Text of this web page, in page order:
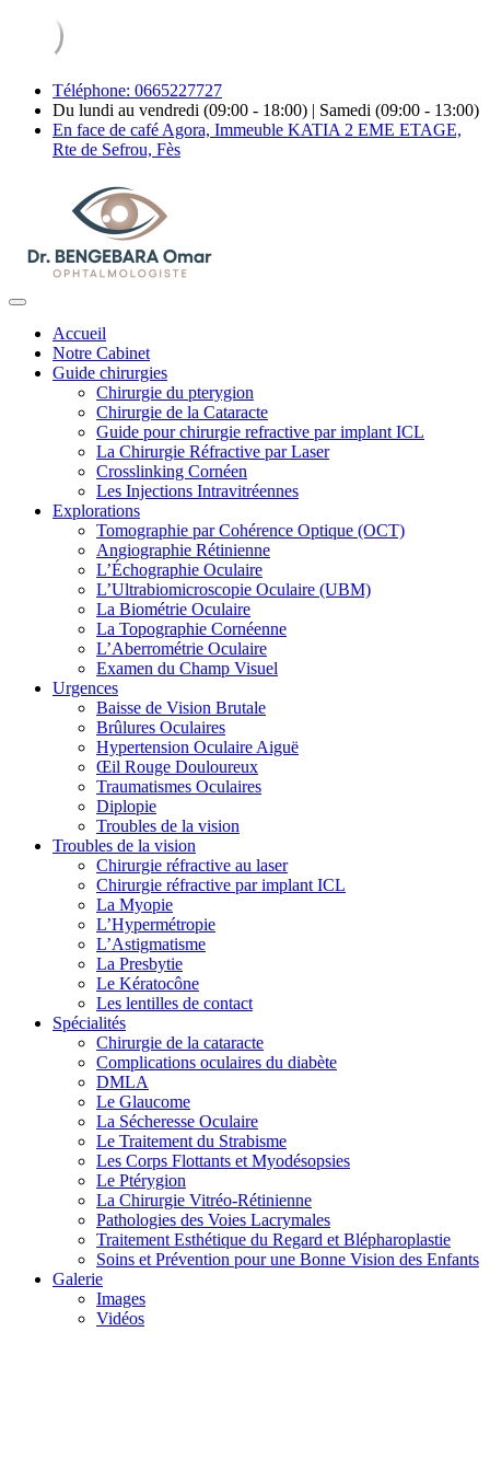
Téléphone: 0665227727
Du lundi au vendredi (09:00 - 18:00) | Samedi (09:00 - 13:00)
En face de café Agora, Immeuble KATIA 2 EME ETAGE,
Rte de Sefrou, Fès
Accueil
Notre Cabinet
Guide chirurgies
Chirurgie du pterygion
Chirurgie de la Cataracte
Guide pour chirurgie refractive par implant ICL
La Chirurgie Réfractive par Laser
Crosslinking Cornéen
Les Injections Intravitréennes
Explorations
Tomographie par Cohérence Optique (OCT)
Angiographie Rétinienne
L’Échographie Oculaire
L’Ultrabiomicroscopie Oculaire (UBM)
La Biométrie Oculaire
La Topographie Cornéenne
L’Aberrométrie Oculaire
Examen du Champ Visuel
Urgences
Baisse de Vision Brutale
Brûlures Oculaires
Hypertension Oculaire Aiguë
Œil Rouge Douloureux
Traumatismes Oculaires
Diplopie
Troubles de la vision
Troubles de la vision
Chirurgie réfractive au laser
Chirurgie réfractive par implant ICL
La Myopie
L’Hypermétropie
L’Astigmatisme
La Presbytie
Le Kératocône
Les lentilles de contact
Spécialités
Chirurgie de la cataracte
Complications oculaires du diabète
DMLA
Le Glaucome
La Sécheresse Oculaire
Le Traitement du Strabisme
Les Corps Flottants et Myodésopsies
Le Ptérygion
La Chirurgie Vitréo-Rétinienne
Pathologies des Voies Lacrymales
Traitement Esthétique du Regard et Blépharoplastie
Soins et Prévention pour une Bonne Vision des Enfants
Galerie
Images
Vidéos